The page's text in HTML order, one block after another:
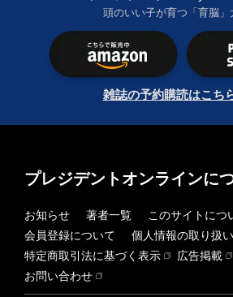
頭のいい子が育つ「育脳」
雑誌の予約購読はこち
プレジデントオンラインに
お知らせ 著者一覧
このサイトにつ
会員登録について
個人情報の取り扱い
特定商取引法に基づく表示
広告掲載
お問い合わせ